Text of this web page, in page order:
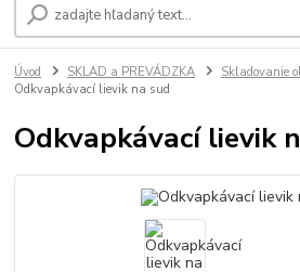
Úvod SKLAD a PREVÁDZKA
Skladovanie
Odkvapkávací lievik na sud
Odkvapkávací lievik